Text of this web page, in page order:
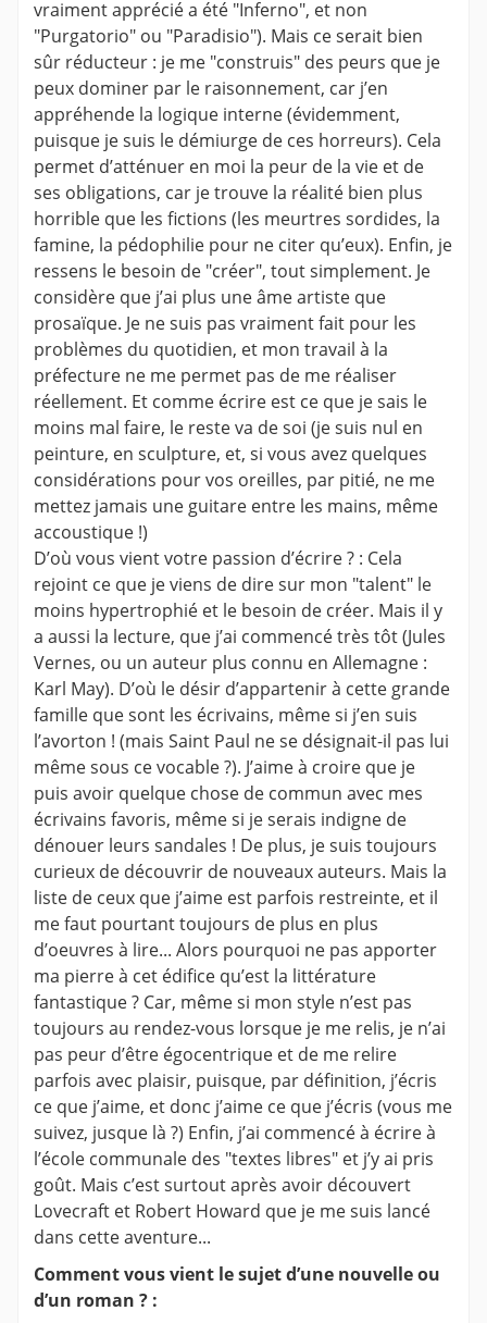
vraiment apprécié a été "Inferno", et non
"Purgatorio" ou "Paradisio"). Mais ce serait bien
sûr réducteur : je me "construis" des peurs que je
peux dominer par le raisonnement, car j’en
appréhende la logique interne (évidemment,
puisque je suis le démiurge de ces horreurs). Cela
permet d’atténuer en moi la peur de la vie et de
ses obligations, car je trouve la réalité bien plus
horrible que les fictions (les meurtres sordides, la
famine, la pédophilie pour ne citer qu’eux). Enfin, je
ressens le besoin de "créer", tout simplement. Je
considère que j’ai plus une âme artiste que
prosaïque. Je ne suis pas vraiment fait pour les
problèmes du quotidien, et mon travail à la
préfecture ne me permet pas de me réaliser
réellement. Et comme écrire est ce que je sais le
moins mal faire, le reste va de soi (je suis nul en
peinture, en sculpture, et, si vous avez quelques
considérations pour vos oreilles, par pitié, ne me
mettez jamais une guitare entre les mains, même
accoustique !)
D’où vous vient votre passion d’écrire ? : Cela
rejoint ce que je viens de dire sur mon "talent" le
moins hypertrophié et le besoin de créer. Mais il y
a aussi la lecture, que j’ai commencé très tôt (Jules
Vernes, ou un auteur plus connu en Allemagne :
Karl May). D’où le désir d’appartenir à cette grande
famille que sont les écrivains, même si j’en suis
l’avorton ! (mais Saint Paul ne se désignait-il pas lui
même sous ce vocable ?). J’aime à croire que je
puis avoir quelque chose de commun avec mes
écrivains favoris, même si je serais indigne de
dénouer leurs sandales ! De plus, je suis toujours
curieux de découvrir de nouveaux auteurs. Mais la
liste de ceux que j’aime est parfois restreinte, et il
me faut pourtant toujours de plus en plus
d’oeuvres à lire... Alors pourquoi ne pas apporter
ma pierre à cet édifice qu’est la littérature
fantastique ? Car, même si mon style n’est pas
toujours au rendez-vous lorsque je me relis, je n’ai
pas peur d’être égocentrique et de me relire
parfois avec plaisir, puisque, par définition, j’écris
ce que j’aime, et donc j’aime ce que j’écris (vous me
suivez, jusque là ?) Enfin, j’ai commencé à écrire à
l’école communale des "textes libres" et j’y ai pris
goût. Mais c’est surtout après avoir découvert
Lovecraft et Robert Howard que je me suis lancé
dans cette aventure...
Comment vous vient le sujet d’une nouvelle ou
d’un roman ? :